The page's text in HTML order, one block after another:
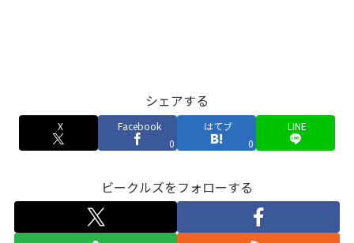
シェアする
X
Facebook
0
はてブ
0
LINE
ビークルズをフォローする